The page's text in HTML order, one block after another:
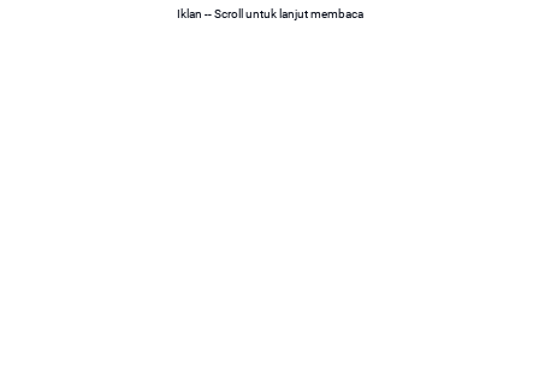
Iklan -- Scroll untuk lanjut membaca